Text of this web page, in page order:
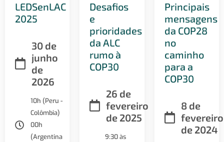
LEDSenLAC
2025
30 de
junho
de
2026
10h (Peru -
Colômbia)
00h
(Argentina
Desafios
e
prioridades
da ALC
rumo à
COP30
26 de
fevereiro
de 2025
9:30 às
Principais
mensagens
da COP28
no
caminho
para a
COP30
8 de
fevereiro
de 2024